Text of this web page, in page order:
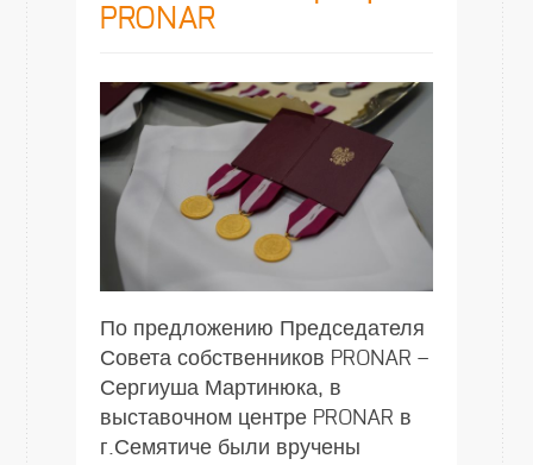
PRONAR
По предложению Председателя
Совета собственников PRONAR –
Сергиуша Мартинюка, в
выставочном центре PRONAR в
г.Семятиче были вручены